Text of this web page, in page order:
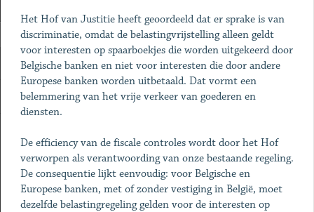
Het Hof van Justitie heeft geoordeeld dat er sprake is van
discriminatie, omdat de belastingvrijstelling alleen geldt
voor interesten op spaarboekjes die worden uitgekeerd door
Belgische banken en niet voor interesten die door andere
Europese banken worden uitbetaald. Dat vormt een
belemmering van het vrije verkeer van goederen en
diensten.
De efficiency van de fiscale controles wordt door het Hof
verworpen als verantwoording van onze bestaande regeling.
De consequentie lijkt eenvoudig: voor Belgische en
Europese banken, met of zonder vestiging in België, moet
dezelfde belastingregeling gelden voor de interesten op